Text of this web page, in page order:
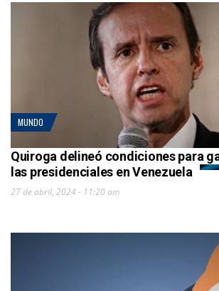
MUNDO
Quiroga delineó condiciones para
las presidenciales en Venezuela
27 de abril, 2024 - 11:20 am